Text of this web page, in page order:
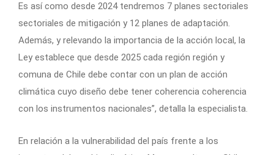
Es así como desde 2024 tendremos 7 planes sectoriales
sectoriales de mitigación y 12 planes de adaptación.
Además, y relevando la importancia de la acción local, la
Ley establece que desde 2025 cada región región y
comuna de Chile debe contar con un plan de acción
climática cuyo diseño debe tener coherencia coherencia
con los instrumentos nacionales”, detalla la especialista.
En relación a la vulnerabilidad del país frente a los